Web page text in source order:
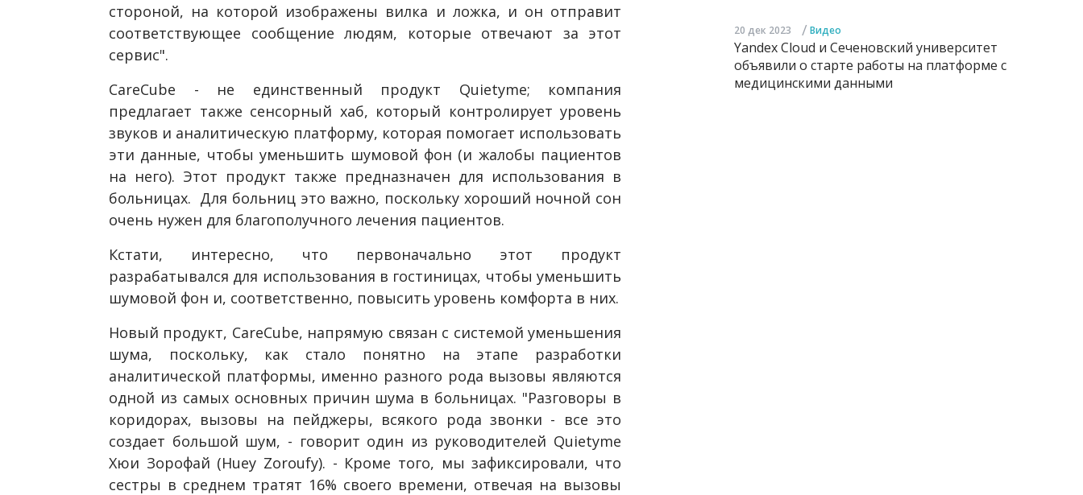
стороной, на которой изображены вилка и ложка, и он отправит
соответствующее сообщение людям, которые отвечают за этот
сервис".
CareCube - не единственный продукт Quietyme; компания
предлагает также сенсорный хаб, который контролирует уровень
звуков и аналитическую платформу, которая помогает использовать
эти данные, чтобы уменьшить шумовой фон (и жалобы пациентов
на него). Этот продукт также предназначен для использования в
больницах. Для больниц это важно, поскольку хороший ночной сон
очень нужен для благополучного лечения пациентов.
Кстати, интересно, что первоначально этот продукт
разрабатывался для использования в гостиницах, чтобы уменьшить
шумовой фон и, соответственно, повысить уровень комфорта в них.
Новый продукт, CareCube, напрямую связан с системой уменьшения
шума, поскольку, как стало понятно на этапе разработки
аналитической платформы, именно разного рода вызовы являются
одной из самых основных причин шума в больницах. "Разговоры в
коридорах, вызовы на пейджеры, всякого рода звонки - все это
создает большой шум, - говорит один из руководителей Quietyme
Хюи Зорофай (Huey Zoroufy). - Кроме того, мы зафиксировали, что
сестры в среднем тратят 16% своего времени, отвечая на вызовы
20 дек 2023 / Видео
Yandex Cloud и Сеченовский университет
объявили о старте работы на платформе с
медицинскими данными